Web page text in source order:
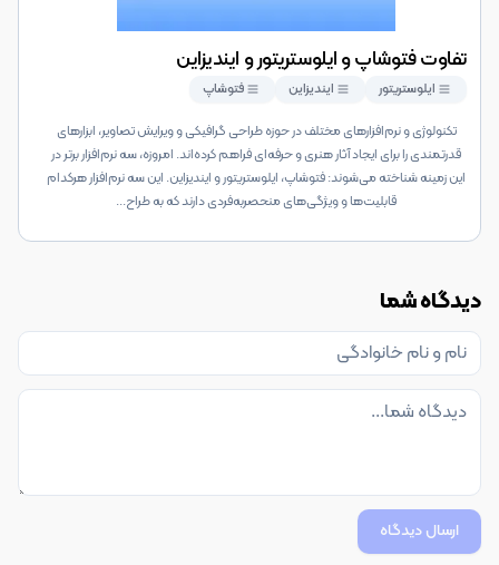
تفاوت فتوشاپ و ایلوستریتور و ایندیزاین
ایلوستریتور ایندیزاین فتوشاپ
تکنولوژی و نرم‌افزارهای مختلف در حوزه طراحی گرافیکی و ویرایش تصاویر، ابزارهای
قدرتمندی را برای ایجاد آثار هنری و حرفه‌ای فراهم کرده‌اند. امروزه، سه نرم‌افزار برتر در
این زمینه شناخته می‌شوند: فتوشاپ، ایلوستریتور و ایندیزاین. این سه نرم‌افزار هرکدام
قابلیت‌ها و ویژگی‌های منحصربه‌فردی دارند که به طراح...
دیدگاه شما
ارسال دیدگاه